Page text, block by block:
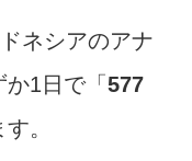
ネシアのアナ
1日で「 577
。